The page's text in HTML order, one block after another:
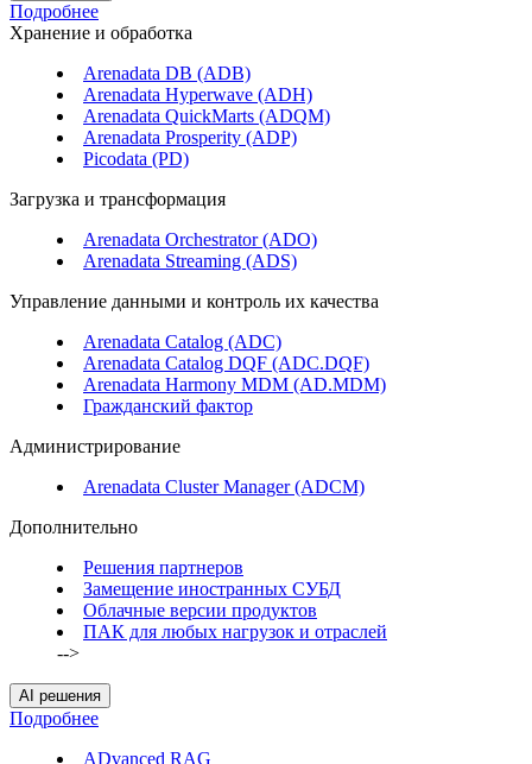
Подробнее
Хранение и обработка
Arenadata DB (ADB)
Arenadata Hyperwave (ADH)
Arenadata QuickMarts (ADQM)
Arenadata Prosperity (ADP)
Picodata (PD)
Загрузка и трансформация
Arenadata Orchestrator (ADO)
Arenadata Streaming (ADS)
Управление данными и контроль их качества
Arenadata Catalog (ADC)
Arenadata Catalog DQF (ADС.DQF)
Arenadata Harmony MDM (AD.MDM)
Гражданский фактор
Администрирование
Arenadata Cluster Manager (ADCM)
Дополнительно
Решения партнеров
Замещение иностранных СУБД
Облачные версии продуктов
ПАК для любых нагрузок и отраслей
-->
AI решения
Подробнее
ADvanced RAG